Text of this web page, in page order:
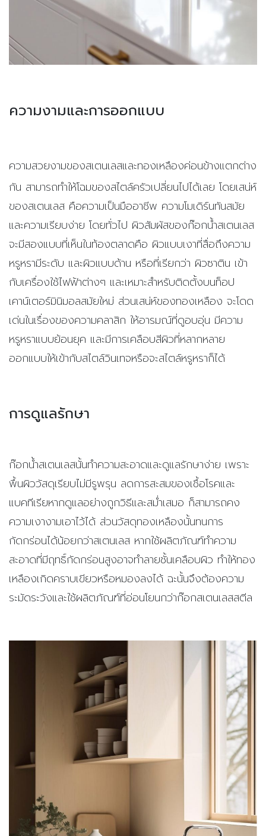
ความงามและการออกแบบ
ความสวยงามของสเตนเลสและทองเหลืองค่อนข้างแตกต่าง
กัน สามารถทำให้โฉมของสไตล์ครัวเปลี่ยนไปได้เลย โดยเสน่ห์
ของสเตนเลส คือความเป็นมืออาชีพ ความโมเดิร์นทันสมัย
และความเรียบง่าย โดยทั่วไป ผิวสัมผัสของก๊อกน้ำสเตนเลส
จะมีสองแบบที่เห็นในท้องตลาดคือ ผิวแบบเงาที่สื่อถึงความ
หรูหรามีระดับ และผิวแบบด้าน หรือที่เรียกว่า ผิวซาติน เข้า
กับเครื่องใช้ไฟฟ้าต่างๆ และเหมาะสำหรับติดตั้งบนท็อป
เคาน์เตอร์มินิมอลสมัยใหม่ ส่วนเสน่ห์ของทองเหลือง จะโดด
เด่นในเรื่องของความคลาสิก ให้อารมณ์ที่ดูอบอุ่น มีความ
หรูหราแบบย้อนยุค และมีการเคลือบสีผิวที่หลากหลาย
ออกแบบให้เข้ากับสไตล์วินเทจหรือจะสไตล์หรูหราก็ได้
การดูแลรักษา
ก๊อกน้ำสเตนเลสนั้นทำความสะอาดและดูแลรักษาง่าย เพราะ
พื้นผิววัสดุเรียบไม่มีรูพรุน ลดการสะสมของเชื้อโรคและ
แบคทีเรียหากดูแลอย่างถูกวิธีและสม่ำเสมอ ก็สามารถคง
ความเงางามเอาไว้ได้ ส่วนวัสดุทองเหลืองนั้นทนการ
กัดกร่อนได้น้อยกว่าสเตนเลส หากใช้ผลิตภัณฑ์ทำความ
สะอาดที่มีฤทธิ์กัดกร่อนสูงอาจทำลายชั้นเคลือบผิว ทำให้ทอง
เหลืองเกิดคราบเขียวหรือหมองลงได้ ฉะนั้นจึงต้องความ
ระมัดระวังและใช้ผลิตภัณฑ์ที่อ่อนโยนกว่าก๊อกสเตนเลสสตีล